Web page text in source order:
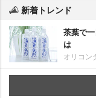
新着トレンド
茶葉で
は
オリコン